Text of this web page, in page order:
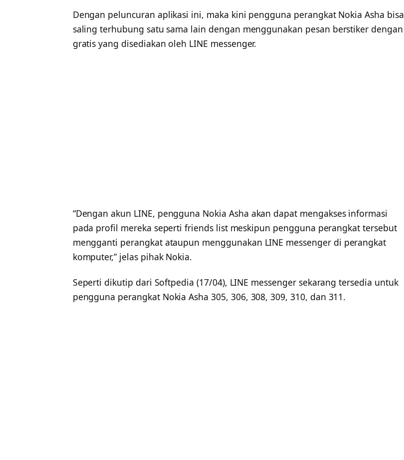
Dengan peluncuran aplikasi ini, maka kini pengguna perangkat Nokia Asha bisa
saling terhubung satu sama lain dengan menggunakan pesan berstiker dengan
gratis yang disediakan oleh LINE messenger.
“Dengan akun LINE, pengguna Nokia Asha akan dapat mengakses informasi
pada profil mereka seperti friends list meskipun pengguna perangkat tersebut
mengganti perangkat ataupun menggunakan LINE messenger di perangkat
komputer,” jelas pihak Nokia.
Seperti dikutip dari Softpedia (17/04), LINE messenger sekarang tersedia untuk
pengguna perangkat Nokia Asha 305, 306, 308, 309, 310, dan 311.